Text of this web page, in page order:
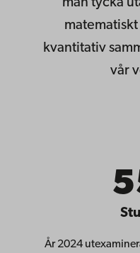
man tycka
kvantitativ
vår
År 2024